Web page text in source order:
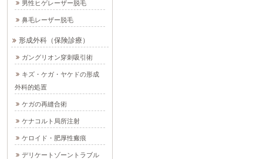
男性ヒゲレーザー脱毛
鼻毛レーザー脱毛
形成外科（保険診療）
ガングリオン穿刺吸引術
キズ・ケガ・ヤケドの形成
外科的処置
ケガの再縫合術
ケナコルト局所注射
ケロイド・肥厚性瘢痕
デリケートゾーントラブル